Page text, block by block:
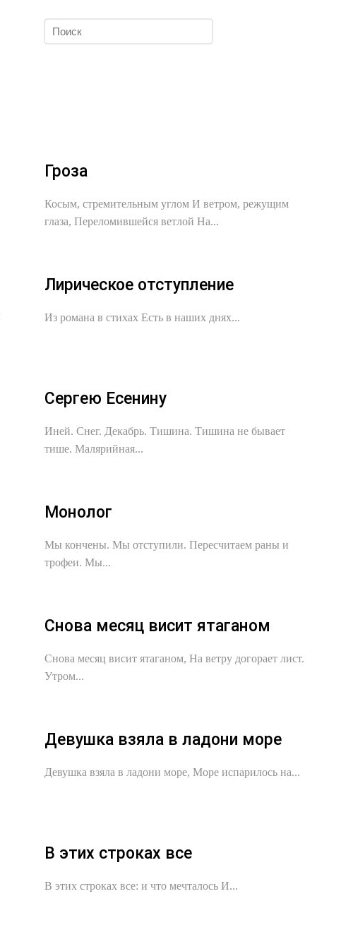
Гроза
Косым, стремительным углом И ветром, режущим
глаза, Переломившейся ветлой На...
Лирическое отступление
Из романа в стихах Есть в наших днях...
Сергею Есенину
Иней. Снег. Декабрь. Тишина. Тишина не бывает
тише. Малярийная...
Монолог
Мы кончены. Мы отступили. Пересчитаем раны и
трофеи. Мы...
Снова месяц висит ятаганом
Снова месяц висит ятаганом, На ветру догорает лист.
Утром...
Девушка взяла в ладони море
Девушка взяла в ладони море, Море испарилось на...
В этих строках все
В этих строках все: и что мечталось И...